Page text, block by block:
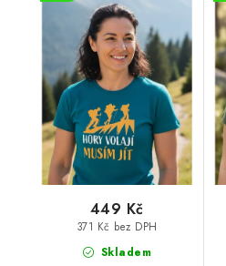
Skladem
371 Kč bez DPH
449 Kč